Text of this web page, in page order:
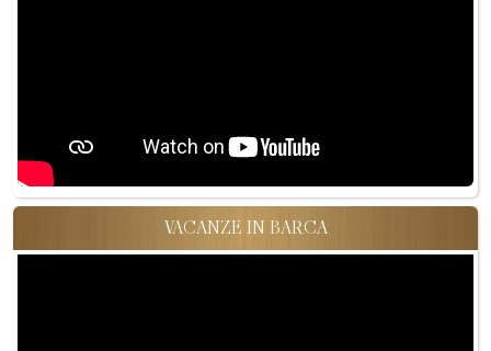
VACANZE IN BARCA